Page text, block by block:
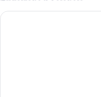
Art Queen Aparthotel